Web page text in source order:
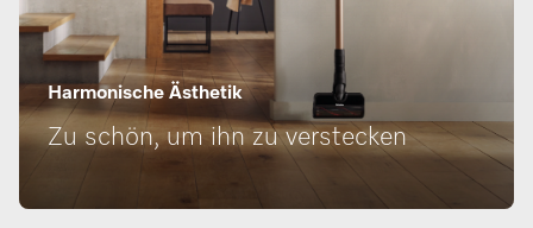
Harmonische Ästhetik
Zu schön, um ihn zu verstecken